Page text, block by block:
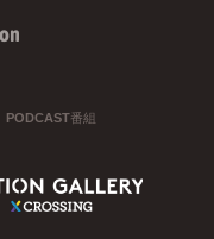
PODCAST番組